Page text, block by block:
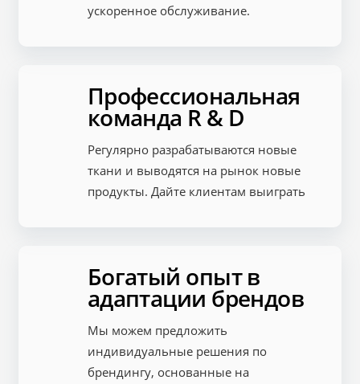
ускоренное обслуживание.
Профессиональная
команда R & D
Регулярно разрабатываются новые
ткани и выводятся на рынок новые
продукты. Дайте клиентам выиграть
Богатый опыт в
адаптации брендов
Мы можем предложить
индивидуальные решения по
брендингу, основанные на